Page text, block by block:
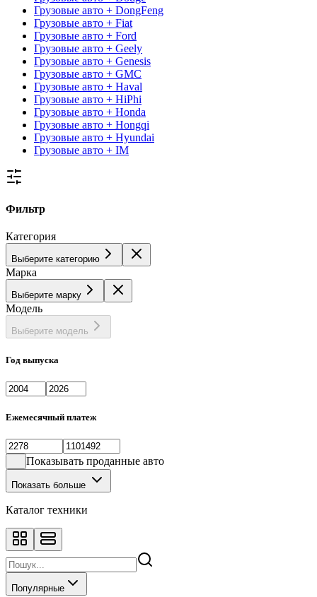
Грузовые авто + DongFeng
Грузовые авто + Fiat
Грузовые авто + Ford
Грузовые авто + Geely
Грузовые авто + Genesis
Грузовые авто + GMC
Грузовые авто + Haval
Грузовые авто + HiPhi
Грузовые авто + Honda
Грузовые авто + Hongqi
Грузовые авто + Hyundai
Грузовые авто + IM
Фильтр
Категория
Выберите категорию
Марка
Выберите марку
Модель
Выберите модель
Год выпуска
Ежемесячный платеж
Показывать проданные авто
Показать больше
Каталог техники
Популярные